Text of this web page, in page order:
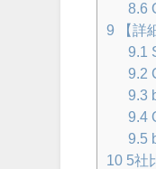
8.6
9 【詳
9.1
9.2
9.3
9.4
9.5
10 5社